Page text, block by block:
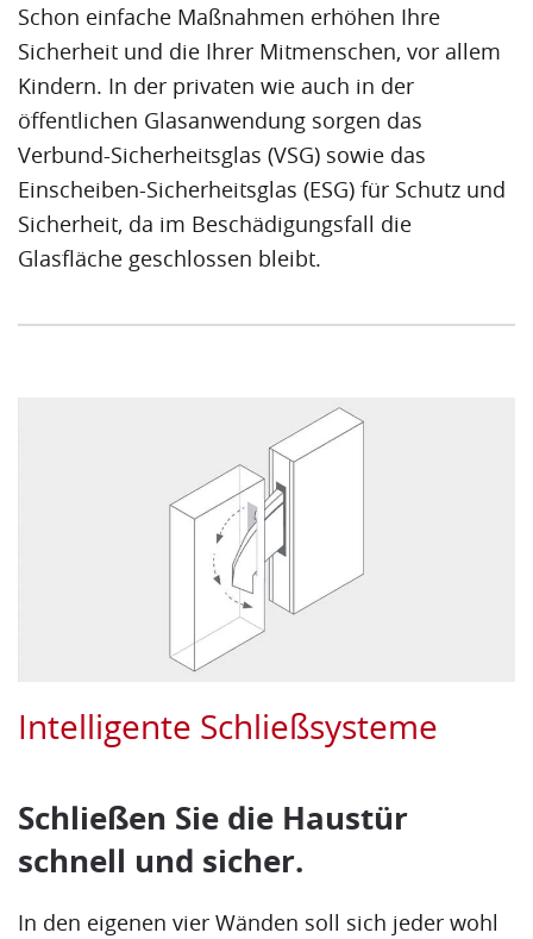
Schon einfache Maßnahmen erhöhen Ihre
Sicherheit und die Ihrer Mitmenschen, vor allem
Kindern. In der privaten wie auch in der
öffentlichen Glasanwendung sorgen das
Verbund-Sicherheitsglas (VSG) sowie das
Einscheiben-Sicherheitsglas (ESG) für Schutz und
Sicherheit, da im Beschädigungsfall die
Glasfläche geschlossen bleibt.
Intelligente Schließsysteme
Schließen Sie die Haustür
schnell und sicher.
In den eigenen vier Wänden soll sich jeder wohl